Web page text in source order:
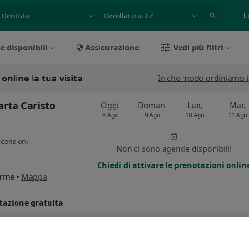
disponibili Assicurazione Vedi più filtri
la tua visita In che modo ordiniamo
Caristo
• Mappa
gratuita
Oggi
8 Ago
Domani
9 Ago
Lun,
10 Ago
Mar,
11 Ago
Non ci sono agende disponibili!
Chiedi di attivare le prenotazioni